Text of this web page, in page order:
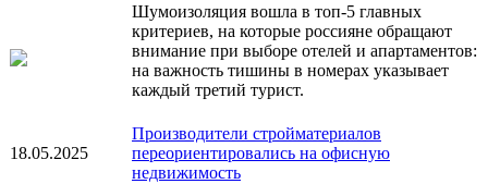
Шумоизоляция вошла в топ-5 главных
критериев, на которые россияне обращают
внимание при выборе отелей и апартаментов:
на важность тишины в номерах указывает
каждый третий турист.
18.05.2025
Производители стройматериалов
переориентировались на офисную
недвижимость